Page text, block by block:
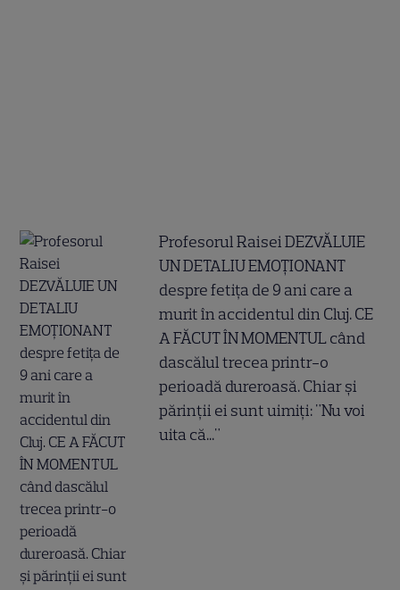
Profesorul Raisei DEZVĂLUIE
UN DETALIU EMOȚIONANT
despre fetița de 9 ani care a
murit în accidentul din Cluj. CE
A FĂCUT ÎN MOMENTUL când
dascălul trecea printr-o
perioadă dureroasă. Chiar și
părinții ei sunt uimiți: "Nu voi
uita că..."